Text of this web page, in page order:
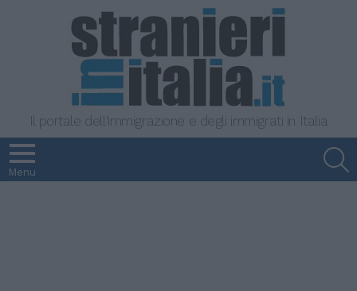
Il portale dell'immigrazione e degli immigrati in Italia
Menu